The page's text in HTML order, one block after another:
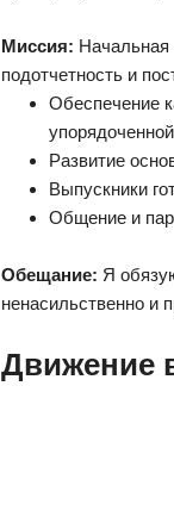
Миссия:
подотчетность и
Обеспечение
Развитие
Выпускники
Общение и
Обещание: Я
ненасильственно и
Движение